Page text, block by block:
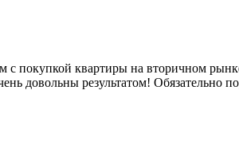
с покупкой квартиры на вторичном
довольны результатом!